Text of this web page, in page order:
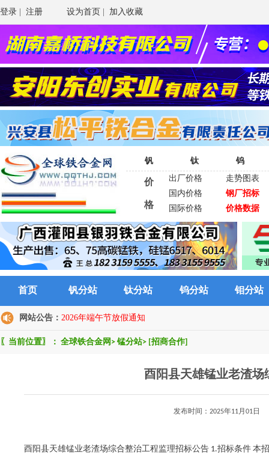
登录 注册 设为首页 加入收藏
钒 钛 钨
价
格
出厂价格
走势图表
国内价格
钢厂招标
国际价格
价格数据
首页 钒分站 钛分站 钨分站 钼分站
网站公告： 2026年端午节放假通知
〖当前位置〗： 全球铁合金网 > 锰分站> [招商合作]
酉阳县天雄锰业老渣
发布时间：2025年11月01日
酉阳县天雄锰业老渣场综合整治工程监理招标公告 1.招标条件